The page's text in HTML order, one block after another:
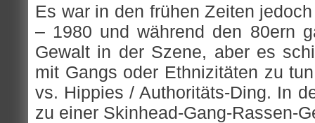
Es war in den frühen Zeiten
– 1980 und während den 80ern
Gewalt in der Szene, aber es
mit Gangs oder Ethnizitäten zu
vs. Hippies / Authoritäts-Ding. In
zu einer Skinhead-Gang-Rassen-